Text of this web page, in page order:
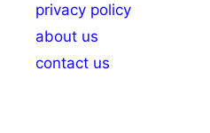
privacy policy
about us
contact us